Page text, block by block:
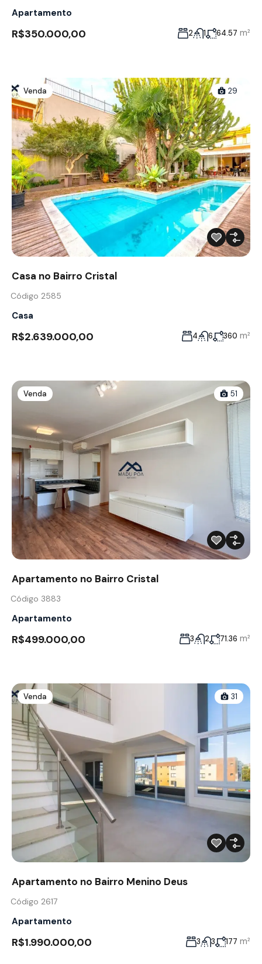
Apartamento
R$350.000,00 2 1 64.57 m²
Venda 29
Casa no Bairro Cristal
Código 2585
Casa
R$2.639.000,00 4 6 360 m²
Venda 51
Apartamento no Bairro Cristal
Código 3883
Apartamento
R$499.000,00 3 2 71.36 m²
Venda 31
Apartamento no Bairro Menino Deus
Código 2617
Apartamento
R$1.990.000,00 3 3 177 m²